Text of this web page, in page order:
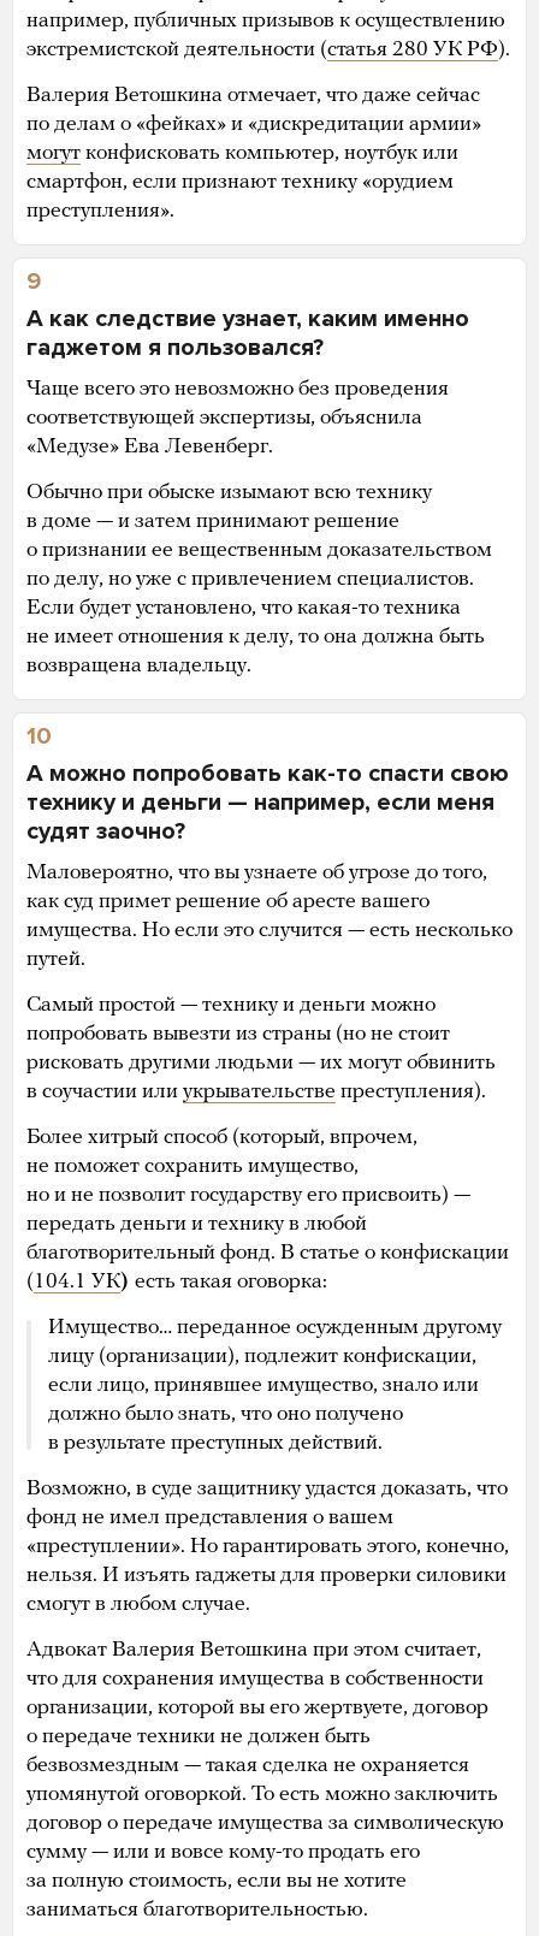
например, публичных призывов к осуществлению
экстремистской деятельности (статья 280 УК РФ).
Валерия Ветошкина отмечает, что даже сейчас
по делам о «фейках» и «дискредитации армии»
могут конфисковать компьютер, ноутбук или
смартфон, если признают технику «орудием
преступления».
9
А как следствие узнает, каким именно
гаджетом я пользовался?
Чаще всего это невозможно без проведения
соответствующей экспертизы, объяснила
«Медузе» Ева Левенберг.
Обычно при обыске изымают всю технику
в доме — и затем принимают решение
о признании ее вещественным доказательством
по делу, но уже с привлечением специалистов.
Если будет установлено, что какая-то техника
не имеет отношения к делу, то она должна быть
возвращена владельцу.
10
А можно попробовать как-то спасти свою
технику и деньги — например, если меня
судят заочно?
Маловероятно, что вы узнаете об угрозе до того,
как суд примет решение об аресте вашего
имущества. Но если это случится — есть несколько
путей.
Самый простой — технику и деньги можно
попробовать вывезти из страны (но не стоит
рисковать другими людьми — их могут обвинить
в соучастии или укрывательстве преступления).
Более хитрый способ (который, впрочем,
не поможет сохранить имущество,
но и не позволит государству его присвоить) —
передать деньги и технику в любой
благотворительный фонд. В статье о конфискации
(104.1 УК) есть такая оговорка:
Имущество… переданное осужденным другому
лицу (организации), подлежит конфискации,
если лицо, принявшее имущество, знало или
должно было знать, что оно получено
в результате преступных действий.
Возможно, в суде защитнику удастся доказать, что
фонд не имел представления о вашем
«преступлении». Но гарантировать этого, конечно,
нельзя. И изъять гаджеты для проверки силовики
смогут в любом случае.
Адвокат Валерия Ветошкина при этом считает,
что для сохранения имущества в собственности
организации, которой вы его жертвуете, договор
о передаче техники не должен быть
безвозмездным — такая сделка не охраняется
упомянутой оговоркой. То есть можно заключить
договор о передаче имущества за символическую
сумму — или и вовсе кому-то продать его
за полную стоимость, если вы не хотите
заниматься благотворительностью.